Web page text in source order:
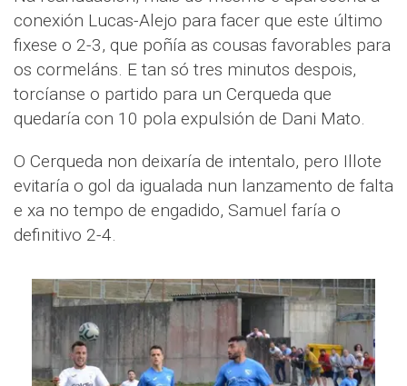
conexión Lucas-Alejo para facer que este último
fixese o 2-3, que poñía as cousas favorables para
os cormeláns. E tan só tres minutos despois,
torcíanse o partido para un Cerqueda que
quedaría con 10 pola expulsión de Dani Mato.
O Cerqueda non deixaría de intentalo, pero Illote
evitaría o gol da igualada nun lanzamento de falta
e xa no tempo de engadido, Samuel faría o
definitivo 2-4.